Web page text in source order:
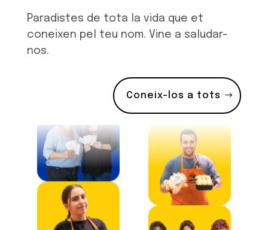
Paradistes de tota la vida que et
coneixen pel teu nom. Vine a saludar-
nos.
Coneix-los a tots